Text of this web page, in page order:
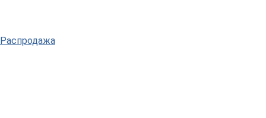
Распродажа